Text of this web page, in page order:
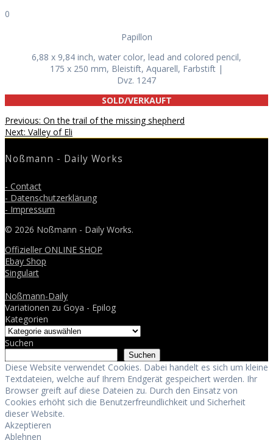
0
Papillon
6,88 x 9,84 inch, water color, lead and colored pencil,
175 x 250 mm, Bleistift, Aquarell, Farbstift |
Dvz. 1247
SOLD/VERKAUFT
Beitragsnavigation
Previous: Previous
post:
On the trail of the missing shepherd
Next: Next
Valley of Eli
Noßmann - Daily Works
- Contact
- Datenschutzerklärung
- Impressum
© 2026 Noßmann - Daily Works.
Offizieller ONLINE SHOP
Ebay Shop
Singulart
Noßmann-Daily
Variationen zu Goya - Epilog
Kategorien
Suchen
Suchen
Diese Website verwendet Cookies. Dabei handelt es sich um kleine
Textdateien, welche auf Ihrem Endgerät gespeichert werden. Ihr
Browser greift auf diese Dateien zu. Durch den Einsatz von
Cookies erhöht sich die Benutzerfreundlichkeit und Sicherheit
dieser Website.
Akzeptieren
Ablehnen